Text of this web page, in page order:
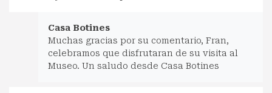
Casa Botines
Muchas gracias por su comentario, Fran,
celebramos que disfrutaran de su visita al
Museo. Un saludo desde Casa Botines